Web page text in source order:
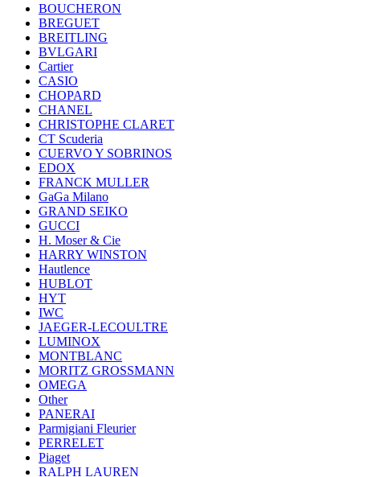
BOUCHERON
BREGUET
BREITLING
BVLGARI
Cartier
CASIO
CHOPARD
CHANEL
CHRISTOPHE CLARET
CT Scuderia
CUERVO Y SOBRINOS
EDOX
FRANCK MULLER
GaGa Milano
GRAND SEIKO
GUCCI
H. Moser & Cie
HARRY WINSTON
Hautlence
HUBLOT
HYT
IWC
JAEGER-LECOULTRE
LUMINOX
MONTBLANC
MORITZ GROSSMANN
OMEGA
Other
PANERAI
Parmigiani Fleurier
PERRELET
Piaget
RALPH LAUREN